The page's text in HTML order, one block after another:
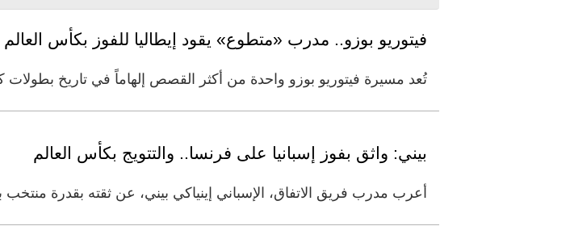
فيتوريو بوزو.. مدرب «متطوع» يقود إيطاليا للفوز بكأس
تُعد مسيرة فيتوريو بوزو واحدة من أكثر القصص إلهاماً في تاريخ بطولات
بيني: واثق بفوز إسبانيا على فرنسا.. والتتويج بكأس العالم
أعرب مدرب فريق الاتفاق، الإسباني إينياكي بيني، عن ثقته بقدرة